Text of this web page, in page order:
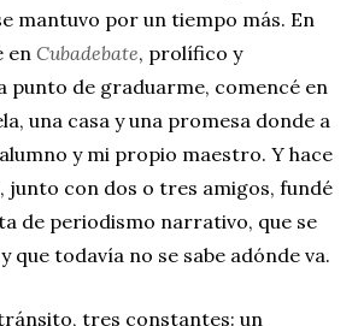
mantuvo por un tiempo más. En
en Cubadebate, prolífico y
punto de graduarme, comencé en
una casa y una promesa donde a
y mi propio maestro. Y hace
junto con dos o tres amigos, fundé
de periodismo narrativo, que se
y que todavía no se sabe adónde va.
tres constantes: un